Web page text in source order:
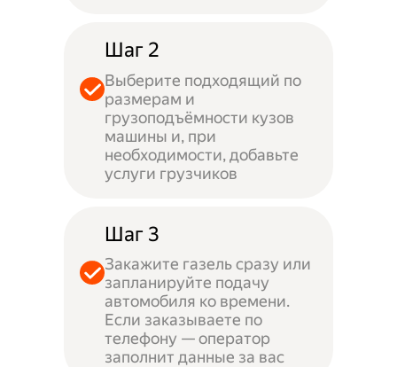
Шаг 2
Выберите подходящий по
размерам и
грузоподъёмности кузов
машины и, при
необходимости, добавьте
услуги грузчиков
Шаг 3
Закажите газель сразу или
запланируйте подачу
автомобиля ко времени.
Если заказываете по
телефону — оператор
заполнит данные за вас